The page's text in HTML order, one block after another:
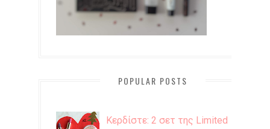
POPULAR POSTS
Κερδίστε: 2 σετ της Limited